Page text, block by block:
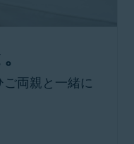
両親と一緒に